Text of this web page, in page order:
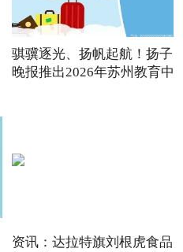
骐骥逐光、扬帆起航！扬子
晚报推出2026年苏州教育中
资讯：达拉特旗刘根虎食品